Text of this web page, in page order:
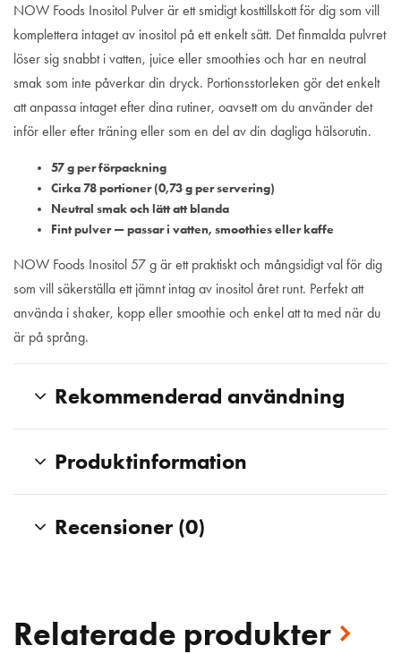
NOW Foods Inositol Pulver är ett smidigt kosttillskott för dig som vill
komplettera intaget av inositol på ett enkelt sätt. Det finmalda pulvret
löser sig snabbt i vatten, juice eller smoothies och har en neutral
smak som inte påverkar din dryck. Portionsstorleken gör det enkelt
att anpassa intaget efter dina rutiner, oavsett om du använder det
inför eller efter träning eller som en del av din dagliga hälsorutin.
57 g per förpackning
Cirka 78 portioner (0,73 g per servering)
Neutral smak och lätt att blanda
Fint pulver — passar i vatten, smoothies eller kaffe
NOW Foods Inositol 57 g är ett praktiskt och mångsidigt val för dig
som vill säkerställa ett jämnt intag av inositol året runt. Perfekt att
använda i shaker, kopp eller smoothie och enkel att ta med när du
är på språng.
Rekommenderad användning
Produktinformation
Recensioner (0)
Relaterade produkter